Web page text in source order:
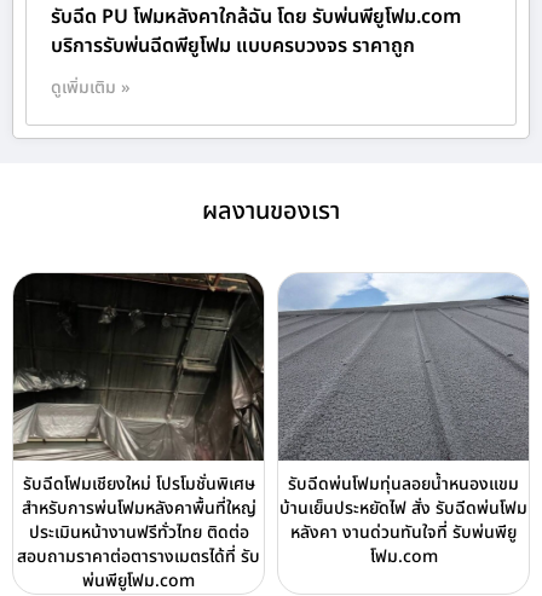
รับฉีด PU โฟมหลังคาใกล้ฉัน โดย รับพ่นพียูโฟม.com
บริการรับพ่นฉีดพียูโฟม แบบครบวงจร ราคาถูก
ดูเพิ่มเติม »
ผลงานของเรา
รับฉีดโฟมเชียงใหม่ โปรโมชั่นพิเศษ
สำหรับการพ่นโฟมหลังคาพื้นที่ใหญ่
ประเมินหน้างานฟรีทั่วไทย ติดต่อ
สอบถามราคาต่อตารางเมตรได้ที่ รับ
พ่นพียูโฟม.com
รับฉีดพ่นโฟมทุ่นลอยน้ำหนองแขม
บ้านเย็นประหยัดไฟ สั่ง รับฉีดพ่นโฟม
หลังคา งานด่วนทันใจที่ รับพ่นพียู
โฟม.com